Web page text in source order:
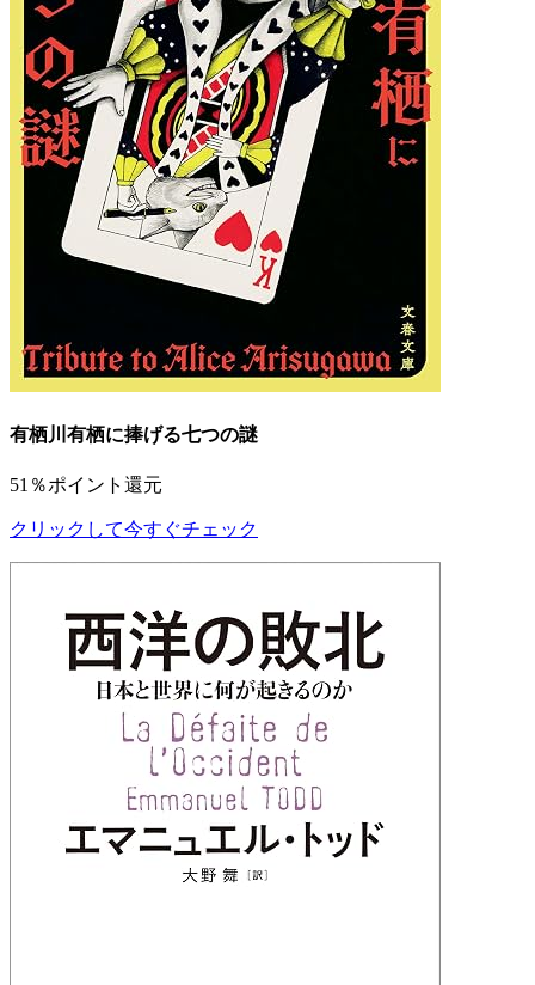
有栖川有栖に捧げる七つの謎
51％ポイント還元
クリックして今すぐチェック